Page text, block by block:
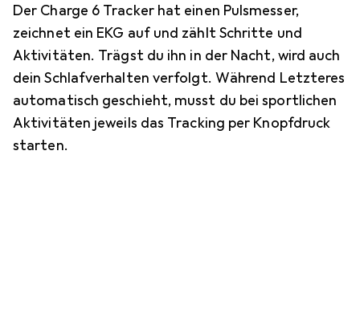
Der Charge 6 Tracker hat einen Pulsmesser,
zeichnet ein EKG auf und zählt Schritte und
Aktivitäten. Trägst du ihn in der Nacht, wird auch
dein Schlafverhalten verfolgt. Während Letzteres
automatisch geschieht, musst du bei sportlichen
Aktivitäten jeweils das Tracking per Knopfdruck
starten.